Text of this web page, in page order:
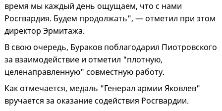
время мы каждый день ощущаем, что с нами
Росгвардия. Будем продолжать", — отметил при этом
директор Эрмитажа.
В свою очередь, Бураков поблагодарил Пиотровского
за взаимодействие и отметил "плотную,
целенаправленную" совместную работу.
Как отмечается, медаль "Генерал армии Яковлев"
вручается за оказание содействия Росгвардии.